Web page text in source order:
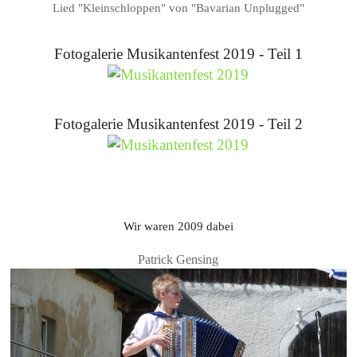
Lied "Kleinschloppen" von "Bavarian Unplugged"
Fotogalerie Musikantenfest 2019 - Teil 1
Fotogalerie Musikantenfest 2019 - Teil 2
Wir waren 2009 dabei
Patrick Gensing